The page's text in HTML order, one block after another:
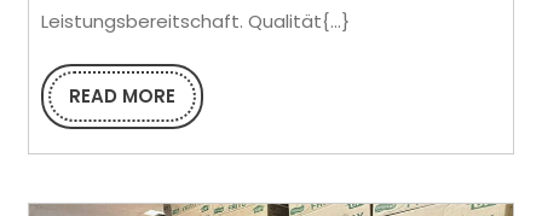
Qualität
bei
jedem
Bissen
garantiert
Leistungsbereitschaft. Qualität{...}
READ MORE
READ
MORE